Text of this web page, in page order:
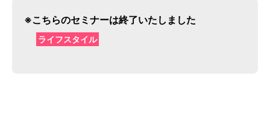
※こちらのセミナーは終了いたしました
ライフスタイル